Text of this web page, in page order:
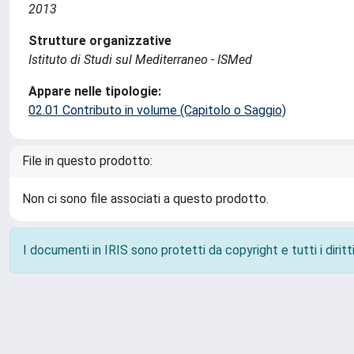
2013
Strutture organizzative
Istituto di Studi sul Mediterraneo - ISMed
Appare nelle tipologie:
02.01 Contributo in volume (Capitolo o Saggio)
File in questo prodotto:
Non ci sono file associati a questo prodotto.
I documenti in IRIS sono protetti da copyright e tutti i